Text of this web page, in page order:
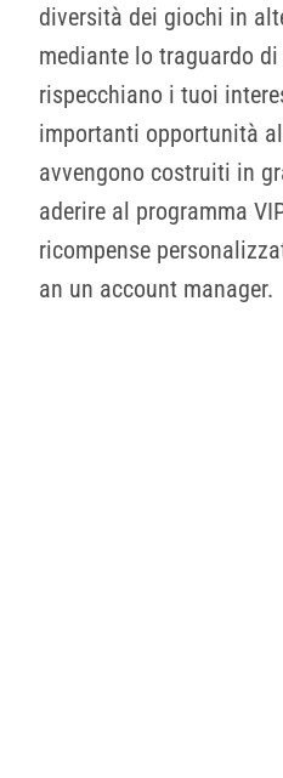
diversità dei giochi in
mediante lo traguardo
rispecchiano i tuoi
importanti opportunità
avvengono costruiti in
aderire al programma
ricompense
an un account manager.